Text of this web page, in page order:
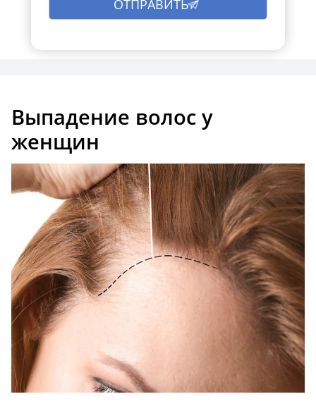
Выпадение волос у
женщин